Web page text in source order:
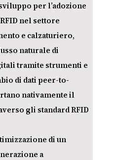
per l’adozione
nel settore
e calzaturiero,
naturale di
tramite strumenti e
di dati peer-to-
nativamente il
gli standard RFID
di un
a